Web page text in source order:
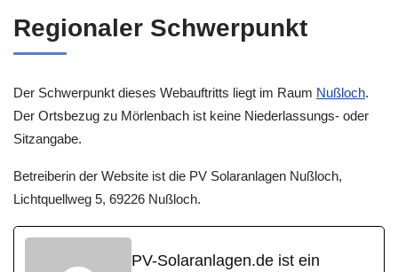
Regionaler Schwerpunkt
Der Schwerpunkt dieses Webauftritts liegt im Raum Nußloch.
Der Ortsbezug zu Mörlenbach ist keine Niederlassungs- oder
Sitzangabe.
Betreiberin der Website ist die PV Solaranlagen Nußloch,
Lichtquellweg 5, 69226 Nußloch.
PV-Solaranlagen.de ist ein